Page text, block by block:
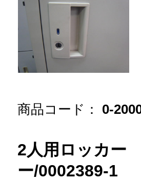
商品コード： 0-
2人用ロッカ
ー/0002389-1